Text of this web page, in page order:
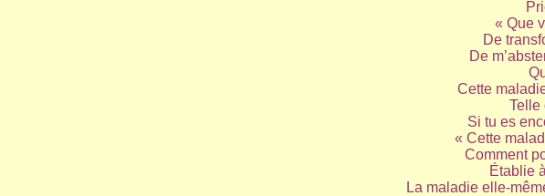
« Que
De
De
Cette
Telle
Si tu es
« Cette
Comment
Établie
La maladie elle-